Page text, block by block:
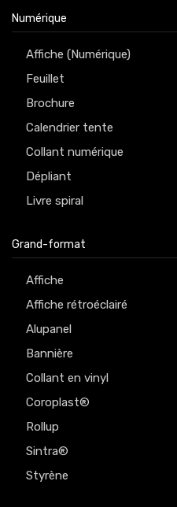
Numérique
Affiche (Numérique)
Feuillet
Brochure
Calendrier tente
Collant numérique
Dépliant
Livre spiral
Grand-format
Affiche
Affiche rétroéclairé
Alupanel
Bannière
Collant en vinyl
Coroplast®
Rollup
Sintra®
Styrène